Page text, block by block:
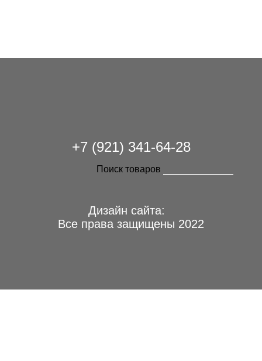
+7 (921) 341-64-28
Поиск товаров
Дизайн сайта:
Все права защищены 2022